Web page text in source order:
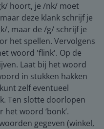
hoort, je /nk/ moet
deze klank schrijf je
, maar de /g/ schrijf je
het spellen. Vervolgens
woord 'flink'. Op de
Laat bij het woord
in stukken hakken
zelf eventueel
Ten slotte doorlopen
woord ‘bonk’.
gegeven (winkel,